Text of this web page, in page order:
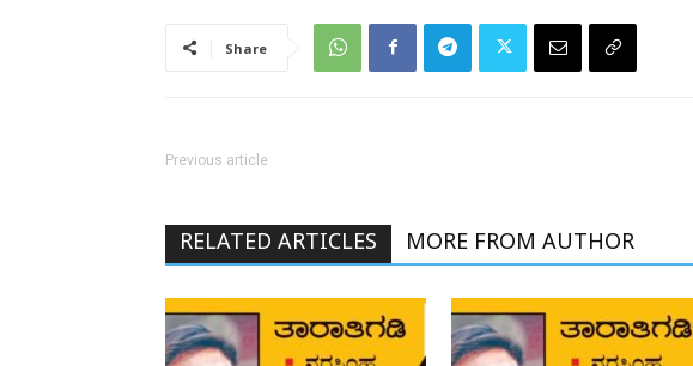
Share
Previous article
RELATED ARTICLES MORE FROM AUTHOR